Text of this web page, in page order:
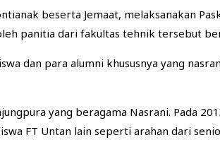
beserta Jemaat, melaksanakan
panitia dari fakultas tehnik tersebut
dan para alumni khususnya yang
yang beragama Nasrani. Pada
FT Untan lain seperti arahan dari